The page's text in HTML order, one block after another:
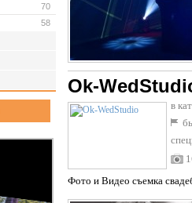
70
58
Ok-
в
Фото и Видео съемка